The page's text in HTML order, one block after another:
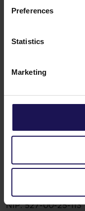
Preferences
Statistics
Marketing
inwestorskich i
Polska
NIP: 527-00-25-113